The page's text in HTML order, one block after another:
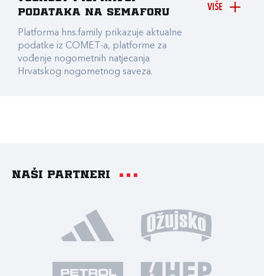
VIŠE
podataka na Semaforu
Platforma hns.family prikazuje aktualne
podatke iz COMET-a, platforme za
vođenje nogometnih natjecanja
Hrvatskog nogometnog saveza.
Naši partneri